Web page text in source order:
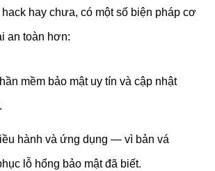
hay chưa, có một số biện pháp cơ
an toàn hơn:
mềm bảo mật uy tín và cập nhật
hành và ứng dụng — vì bản vá
lỗ hổng bảo mật đã biết.